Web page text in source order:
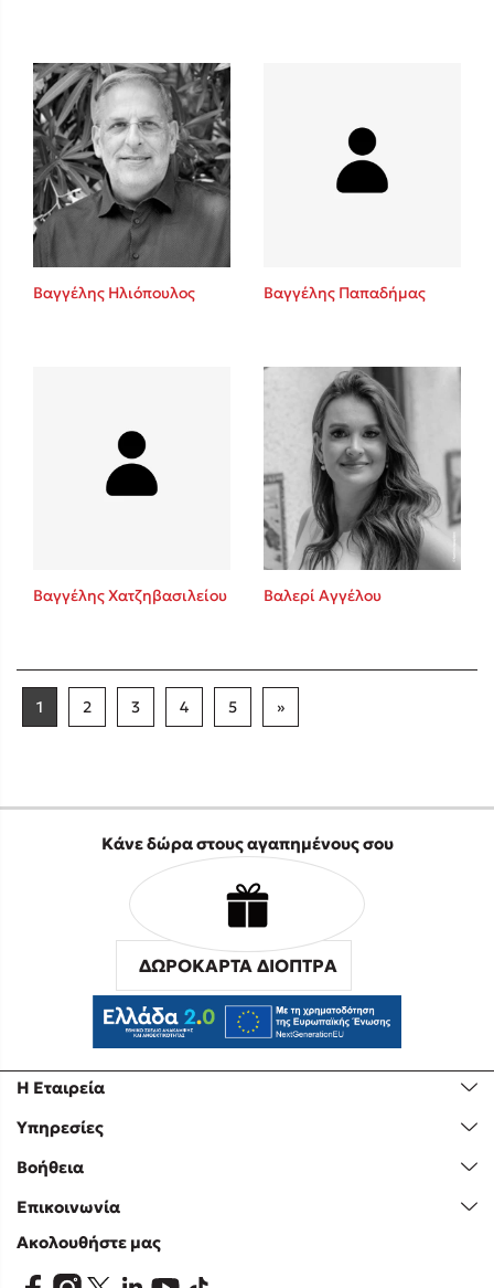
Βαγγέλης Ηλιόπουλος Βαγγέλης Παπαδήμας
Βαγγέλης Χατζηβασιλείου Βαλερί Αγγέλου
1 2 3 4 5 »
Η Εταιρεία
Υπηρεσίες
Βοήθεια
Επικοινωνία
Κάνε δώρα στους αγαπημένους σου
ΔΩΡΟΚΑΡΤΑ ΔΙΟΠΤΡΑ
Ακολουθήστε μας